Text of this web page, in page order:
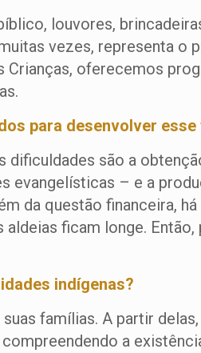
louvores,
vezes, representa o
oferecemos
para desenvolver esse
são a
evangelísticas – e a
da questão financeira,
ficam longe.
indígenas?
famílias. A partir
a